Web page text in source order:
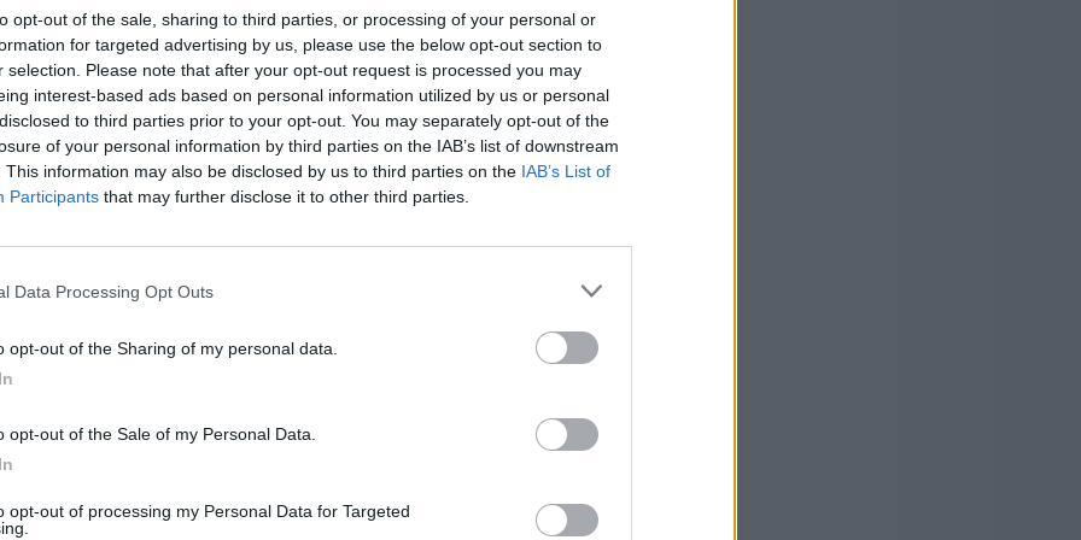
opt-out of the sale, sharing to third parties, or processing of your personal or
for targeted advertising by us, please use the below opt-out section to
selection. Please note that after your opt-out request is processed you may
interest-based ads based on personal information utilized by us or personal
to third parties prior to your opt-out. You may separately opt-out of the
of your personal information by third parties on the IAB’s list of downstream
This information may also be disclosed by us to third parties on the IAB’s List of
Participants that may further disclose it to other third parties.
Data Processing Opt Outs
opt-out of the Sharing of my personal data.
opt-out of the Sale of my Personal Data.
opt-out of processing my Personal Data for Targeted
convince.
"Soddisfatto
"Lotteremo con Nissa e
Fasano
il Martina:
avversari non
storie"
UFFICIALE
Fiorenzuola,